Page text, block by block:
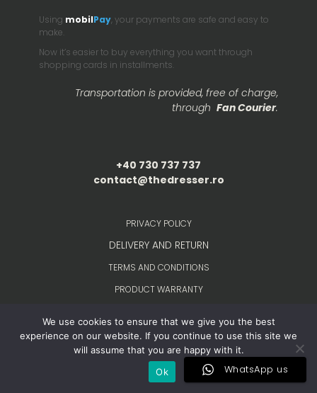
Using mobilPay, your payments are safe and easy to
make.
Now it’s easier to buy everything you want through
shopping cards in installments.
Transportation is provided, free of charge,
through Fan Courier.
+40 730 737 737
contact@thedresser.ro
PRIVACY POLICY
DELIVERY AND RETURN
TERMS AND CONDITIONS
PRODUCT WARRANTY
FREQUENTLY ASKED QUESTIONS
CONTACT
WhatsApp us
We use cookies to ensure that we give you the best
experience on our website. If you continue to use this site we
will assume that you are happy with it.
Ok